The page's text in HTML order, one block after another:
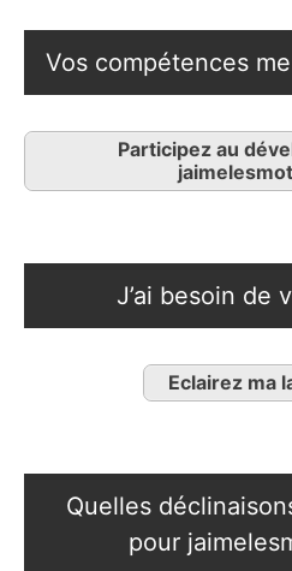
Vos compétences
Participez au
J’ai besoin de
Eclairez ma
Quelles
pour